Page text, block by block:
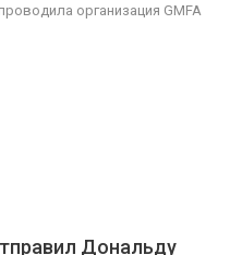
организация GMFA
Дональду